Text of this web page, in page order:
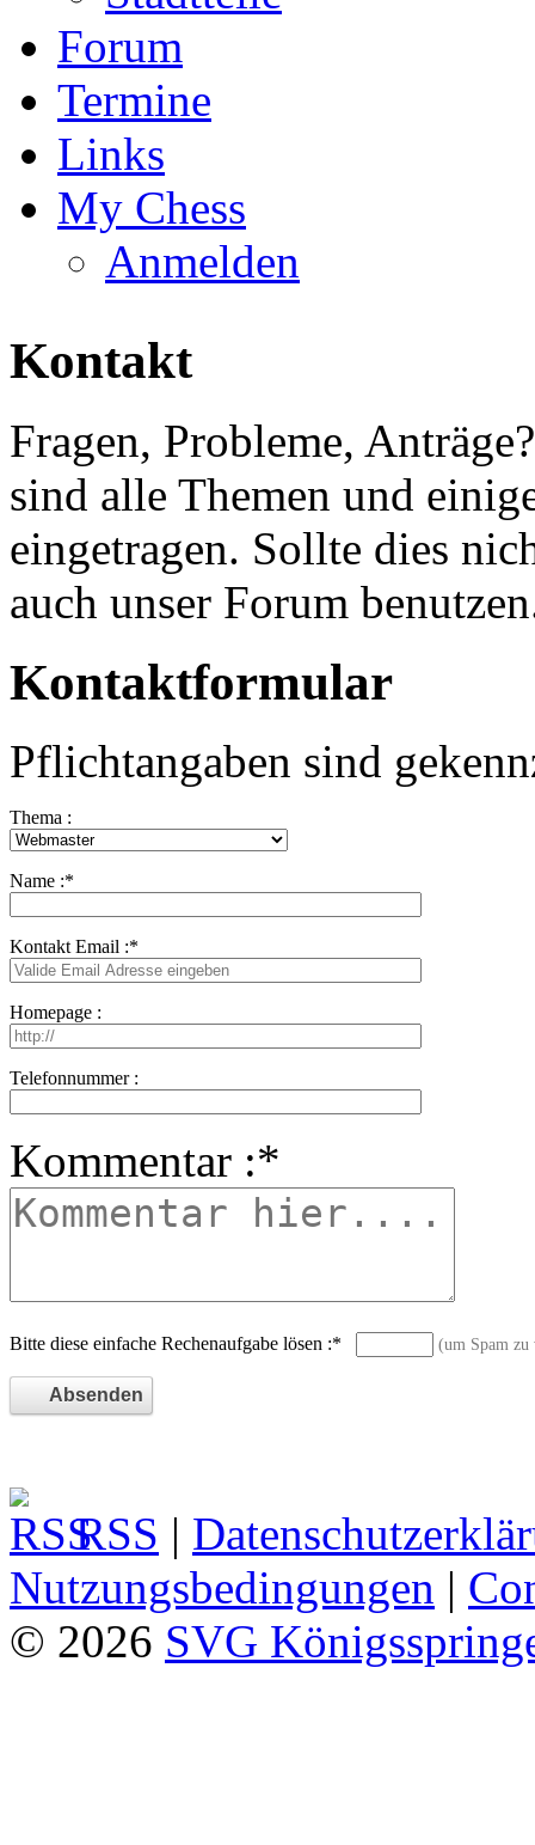
Forum
Termine
Links
My Chess
Anmelden
Kontakt
Fragen, Probleme,
sind alle Themen und
eingetragen. Sollte dies
auch unser Forum
Kontaktformular
Pflichtangaben sind
Thema :
Name :*
Kontakt Email :*
Homepage :
Telefonnummer :
Kommentar :*
Bitte diese einfache Rechenaufgabe lösen :* (um Spam zu
RSS |
Nutzungsbedingungen |
© 2026 SVG